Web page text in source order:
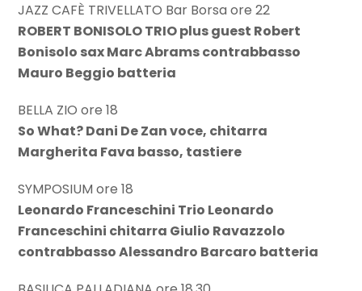
JAZZ CAFÈ TRIVELLATO Bar Borsa ore 22
ROBERT BONISOLO TRIO plus guest Robert
Bonisolo sax Marc Abrams contrabbasso
Mauro Beggio batteria
BELLA ZIO ore 18
So What? Dani De Zan voce, chitarra
Margherita Fava basso, tastiere
SYMPOSIUM ore 18
Leonardo Franceschini Trio Leonardo
Franceschini chitarra Giulio Ravazzolo
contrabbasso Alessandro Barcaro batteria